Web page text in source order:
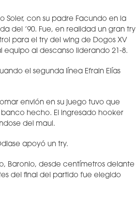
Soler, con su padre Facundo en la
del ’90. Fue, en realidad un gran try
para el try del wing de Dogos XV
al descanso liderando 21-8.
el segunda línea Efrain Elías
envión en su juego tuvo que
hecho. El ingresado hooker
del maul.
apoyó un try.
Baronio, desde centímetros delante
del final del partido fue elegido